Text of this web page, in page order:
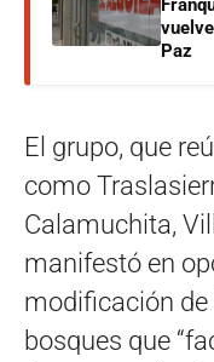
Paz
El grupo, que
como
Calamuchita,
manifestó en
modificación de
bosques que